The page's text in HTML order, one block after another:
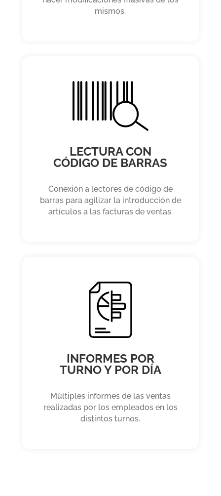
mismos.
LECTURA CON
CÓDIGO DE BARRAS
Conexión a lectores de código de
barras para agilizar la introducción de
artículos a las facturas de ventas.
INFORMES POR
TURNO Y POR DÍA
Múltiples informes de las ventas
realizadas por los empleados en los
distintos turnos.